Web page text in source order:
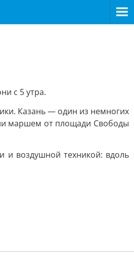
с 5 утра.
Казань — один из немногих
маршем от площади Свободы
и воздушной техникой: вдоль